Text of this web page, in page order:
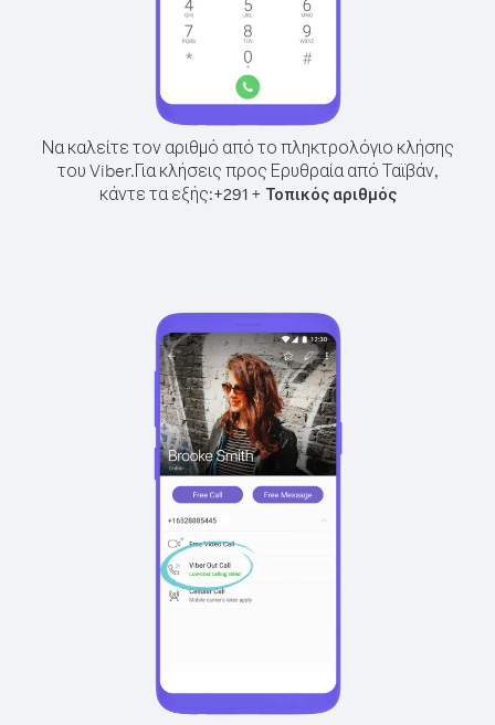
Να καλείτε τον αριθμό από το πληκτρολόγιο κλήσης
του Viber.Για κλήσεις προς Ερυθραία από Ταϊβάν,
κάντε τα εξής:+291+ Τοπικός αριθμός